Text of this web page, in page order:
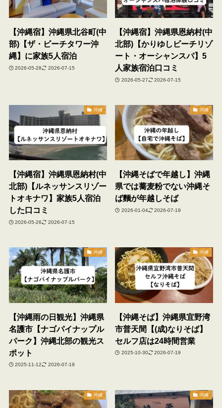
【沖縄宿】沖縄県北谷町(中
部)【ザ・ビーチタワー沖
縄】に家族5人宿泊
2026-05-28 2026-07-15
【沖縄宿】沖縄県恩納村(中
北部)【かりゆしビーチリゾ
ート・オーシャンスパ】5
人家族宿泊口コミ
2026-05-27 2026-07-15
沖縄
【沖縄宿】沖縄県恩納村(中
北部)【ルネッサンスリゾー
トオキナワ】家族5人宿泊
した口コミ
2026-05-26 2026-07-15
沖縄
【沖縄そばで年越し】沖縄
県では蕎麦粉でない沖縄そ
ば麵が年越しそば
2026-01-04 2026-07-19
沖縄
【沖縄雨の日観光】沖縄県
名護市【ナゴパイナップル
パーク】沖縄北部の観光ス
ポット
2025-11-12 2026-07-19
沖縄
【沖縄そば】沖縄県宜野湾
市普天間【(成)なりそば】
セルフ店は24時間営業
2025-10-30 2026-07-19
沖縄 沖縄